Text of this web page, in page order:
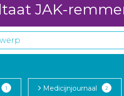
JAK-
1 Medicijnjournaal 2